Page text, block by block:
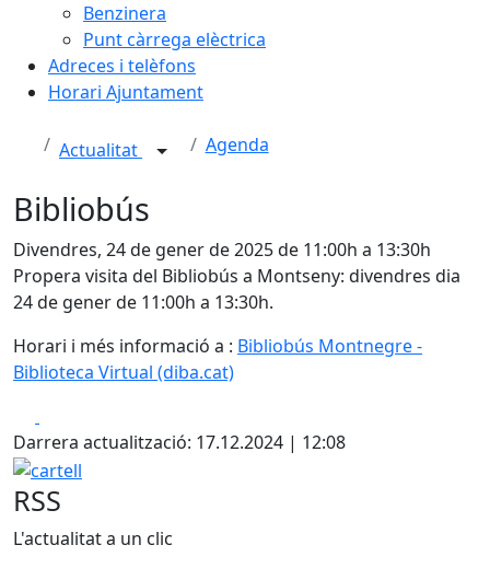
Benzinera
Punt càrrega elèctrica
Adreces i telèfons
Horari Ajuntament
Actualitat Agenda
Bibliobús
Divendres, 24 de gener de 2025 de 11:00h a 13:30h
Propera visita del Bibliobús a Montseny: divendres dia
24 de gener de 11:00h a 13:30h.
Horari i més informació a : Bibliobús Montnegre -
Biblioteca Virtual (diba.cat)
Darrera actualització: 17.12.2024 | 12:08
cartell
RSS
L'actualitat a un clic